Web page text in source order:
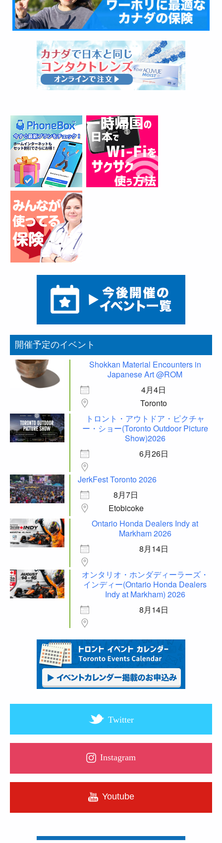
開催予定のイベント
Shokkan Material Encounters in
Japanese Art @ROM
4月4日
Toronto
トロント・アウトドア・ピクチャ
ー・ショー(Toronto Outdoor Picture
Show)2026
6月26日
JerkFest Toronto 2026
8月7日
Etobicoke
Ontario Honda Dealers Indy at
Markham 2026
8月14日
オンタリオ・ホンダディーラーズ・
インディー(Ontario Honda Dealers
Indy at Markham) 2026
8月14日
Twitter
Instagram
Youtube